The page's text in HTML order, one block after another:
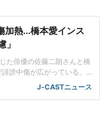
加熱...橋本愛インス
」
た俳優の佐藤二朗さんと橋
謗中傷が広がっている。
週刊文春は2026年7月1日
に「ハラスメント行為」
J-CASTニュース